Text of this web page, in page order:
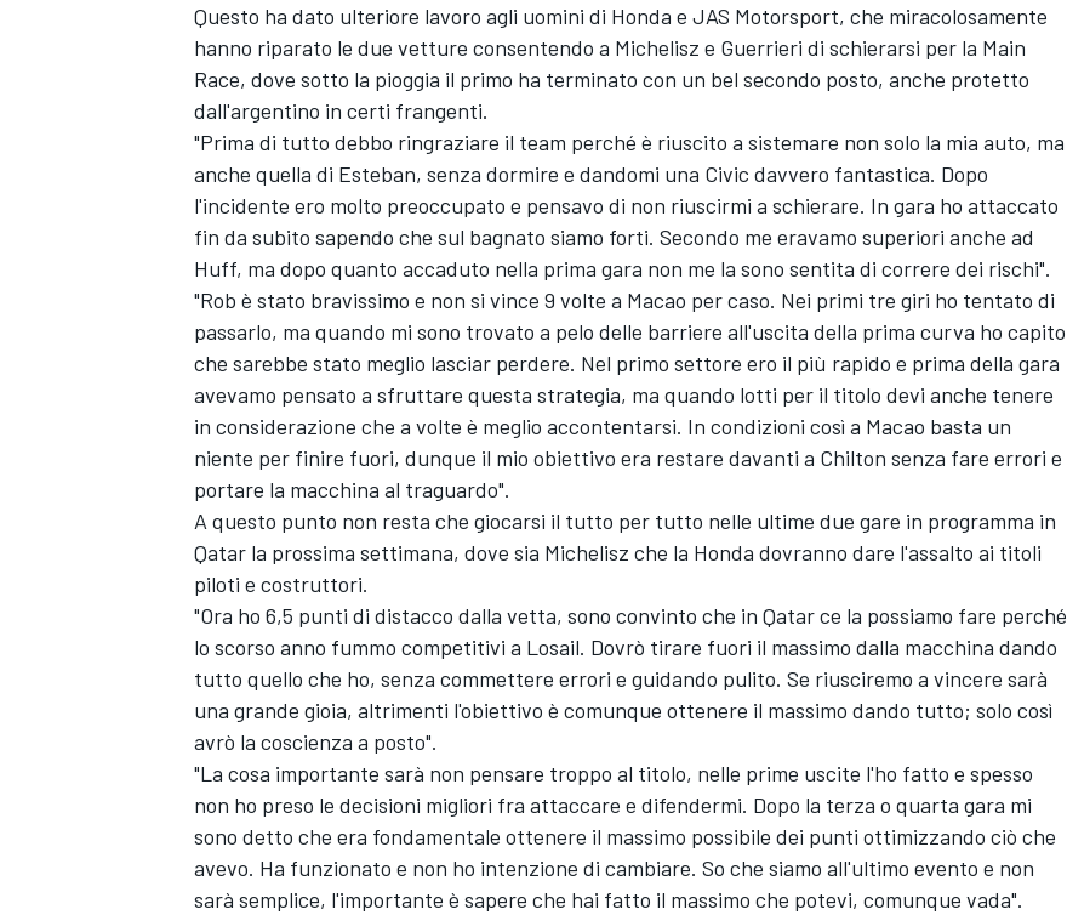
ENDURANCE/GT
MONOMARCA
Questo ha dato ulteriore lavoro agli uomini di Honda e JAS Motorsport, che miracolosamente
hanno riparato le due vetture consentendo a Michelisz e Guerrieri di schierarsi per la Main
Race, dove sotto la pioggia il primo ha terminato con un bel secondo posto, anche protetto
dall'argentino in certi frangenti.
"Prima di tutto debbo ringraziare il team perché è riuscito a sistemare non solo la mia auto, ma
anche quella di Esteban, senza dormire e dandomi una Civic davvero fantastica. Dopo
l'incidente ero molto preoccupato e pensavo di non riuscirmi a schierare. In gara ho attaccato
fin da subito sapendo che sul bagnato siamo forti. Secondo me eravamo superiori anche ad
Huff, ma dopo quanto accaduto nella prima gara non me la sono sentita di correre dei rischi".
"Rob è stato bravissimo e non si vince 9 volte a Macao per caso. Nei primi tre giri ho tentato di
passarlo, ma quando mi sono trovato a pelo delle barriere all'uscita della prima curva ho capito
che sarebbe stato meglio lasciar perdere. Nel primo settore ero il più rapido e prima della gara
avevamo pensato a sfruttare questa strategia, ma quando lotti per il titolo devi anche tenere
in considerazione che a volte è meglio accontentarsi. In condizioni così a Macao basta un
niente per finire fuori, dunque il mio obiettivo era restare davanti a Chilton senza fare errori e
portare la macchina al traguardo".
A questo punto non resta che giocarsi il tutto per tutto nelle ultime due gare in programma in
Qatar la prossima settimana, dove sia Michelisz che la Honda dovranno dare l'assalto ai titoli
piloti e costruttori.
"Ora ho 6,5 punti di distacco dalla vetta, sono convinto che in Qatar ce la possiamo fare perché
lo scorso anno fummo competitivi a Losail. Dovrò tirare fuori il massimo dalla macchina dando
tutto quello che ho, senza commettere errori e guidando pulito. Se riusciremo a vincere sarà
una grande gioia, altrimenti l'obiettivo è comunque ottenere il massimo dando tutto; solo così
avrò la coscienza a posto".
"La cosa importante sarà non pensare troppo al titolo, nelle prime uscite l'ho fatto e spesso
non ho preso le decisioni migliori fra attaccare e difendermi. Dopo la terza o quarta gara mi
sono detto che era fondamentale ottenere il massimo possibile dei punti ottimizzando ciò che
avevo. Ha funzionato e non ho intenzione di cambiare. So che siamo all'ultimo evento e non
sarà semplice, l'importante è sapere che hai fatto il massimo che potevi, comunque vada".